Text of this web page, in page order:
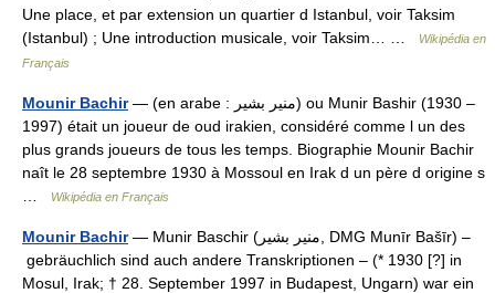
Une place, et par extension un quartier d Istanbul, voir Taksim
(Istanbul) ; Une introduction musicale, voir Taksim… …
Wikipédia en
Français
Mounir Bachir— (en arabe : منير بشير) ou Munir Bashir (1930 –
1997) était un joueur de oud irakien, considéré comme l un des
plus grands joueurs de tous les temps. Biographie Mounir Bachir
naît le 28 septembre 1930 à Mossoul en Irak d un père d origine s
Wikipédia en Français
Mounir Bachir— Munir Baschir (‏منير بشير‎, DMG Munīr Bašīr) –
gebräuchlich sind auch andere Transkriptionen – (* 1930 [?] in
Mosul, Irak; † 28. September 1997 in Budapest, Ungarn) war ein